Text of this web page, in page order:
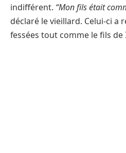
indifférent. “Mon fils était
déclaré le vieillard. Celui-ci a
fessées tout comme le fils de